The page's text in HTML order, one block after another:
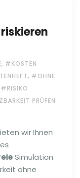
, #KOSTEN
, #OHNE
#RISIKO
PRÜFEN
wir Ihnen
Simulation
ohne